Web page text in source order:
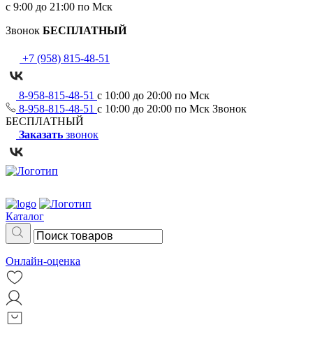
с 9:00 до 21:00 по Мск
Звонок БЕСПЛАТНЫЙ
+7 (958) 815-48-51
8-958-815-48-51 с 10:00 до 20:00 по Мск
8-958-815-48-51 с 10:00 до 20:00 по Мск Звонок
БЕСПЛАТНЫЙ
Заказать звонок
Каталог
Онлайн-оценка